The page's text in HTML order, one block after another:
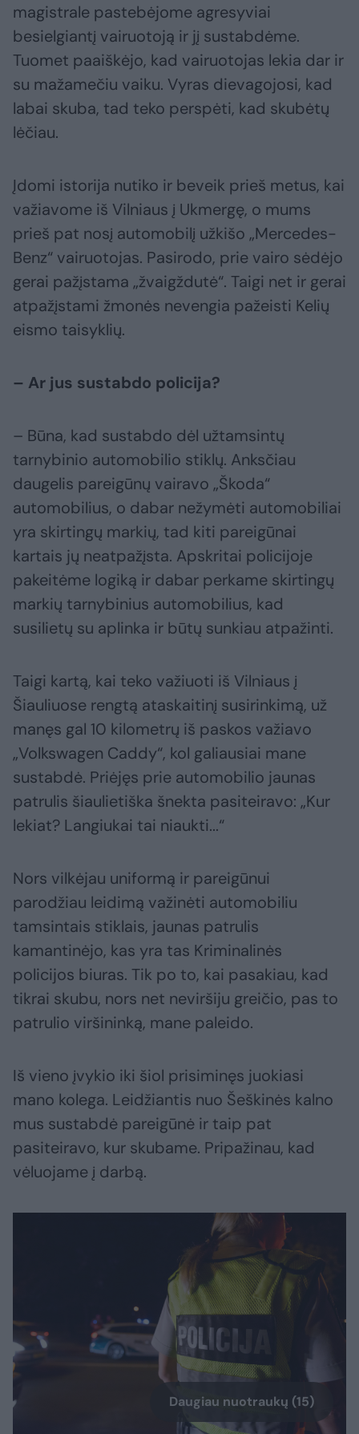
magistrale pastebėjome agresyviai
besielgiantį vairuotoją ir jį sustabdėme.
Tuomet paaiškėjo, kad vairuotojas lekia dar ir
su mažamečiu vaiku. Vyras dievagojosi, kad
labai skuba, tad teko perspėti, kad skubėtų
lėčiau.
Įdomi istorija nutiko ir beveik prieš metus, kai
važiavome iš Vilniaus į Ukmergę, o mums
prieš pat nosį automobilį užkišo „Mercedes-
Benz“ vairuotojas. Pasirodo, prie vairo sėdėjo
gerai pažįstama „žvaigždutė“. Taigi net ir gerai
atpažįstami žmonės nevengia pažeisti Kelių
eismo taisyklių.
– Ar jus sustabdo policija?
– Būna, kad sustabdo dėl užtamsintų
tarnybinio automobilio stiklų. Anksčiau
daugelis pareigūnų vairavo „Škoda“
automobilius, o dabar nežymėti automobiliai
yra skirtingų markių, tad kiti pareigūnai
kartais jų neatpažįsta. Apskritai policijoje
pakeitėme logiką ir dabar perkame skirtingų
markių tarnybinius automobilius, kad
susilietų su aplinka ir būtų sunkiau atpažinti.
Taigi kartą, kai teko važiuoti iš Vilniaus į
Šiauliuose rengtą ataskaitinį susirinkimą, už
manęs gal 10 kilometrų iš paskos važiavo
„Volkswagen Caddy“, kol galiausiai mane
sustabdė. Priėjęs prie automobilio jaunas
patrulis šiaulietiška šnekta pasiteiravo: „Kur
lekiat? Langiukai tai niaukti...“
Nors vilkėjau uniformą ir pareigūnui
parodžiau leidimą važinėti automobiliu
tamsintais stiklais, jaunas patrulis
kamantinėjo, kas yra tas Kriminalinės
policijos biuras. Tik po to, kai pasakiau, kad
tikrai skubu, nors net neviršiju greičio, pas to
patrulio viršininką, mane paleido.
Iš vieno įvykio iki šiol prisiminęs juokiasi
mano kolega. Leidžiantis nuo Šeškinės kalno
mus sustabdė pareigūnė ir taip pat
pasiteiravo, kur skubame. Pripažinau, kad
vėluojame į darbą.
Daugiau nuotraukų (15)